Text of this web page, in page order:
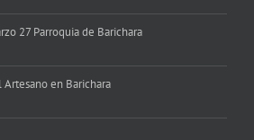
27 Parroquia de Barichara
en Barichara